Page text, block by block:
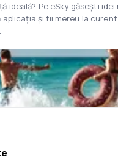
ideală? Pe eSky găsești
aplicația și fii mereu la